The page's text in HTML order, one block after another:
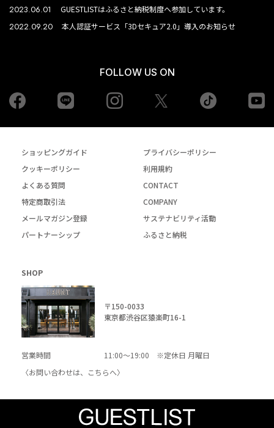
2023.06.01 GUESTLISTはふるさと納税制度へ参加しています。
2022.09.20 本人認証サービス「3Dセキュア2.0」導入のお知らせ
FOLLOW US ON
Facebook Instagram tiktok
ショッピングガイド
プライバシーポリシー
クッキーポリシー
利用規約
よくある質問
CONTACT
特定商取引法
COMPANY
メールマガジン登録
サステナビリティ活動
パートナーシップ
ふるさと納税
SHOP
〒150-0033
東京都渋谷区猿楽町16-1
営業時間
11:00～19:00 ※定休日 月曜日
〈お問い合わせは、
こちらへ〉